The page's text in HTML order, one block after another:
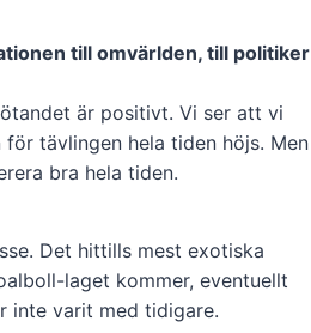
till omvärlden, till politiker
är positivt. Vi ser att vi
tävlingen hela tiden höjs. Men
bra hela tiden.
Det hittills mest exotiska
laget kommer, eventuellt
inte varit med tidigare.